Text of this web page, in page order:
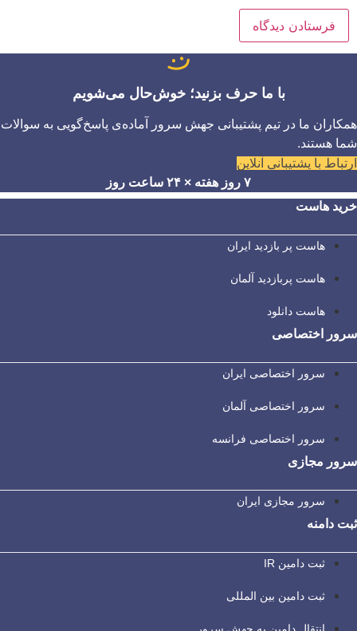
با ما حرف بزنید؛ خوش‌حال می‌شویم
همکاران ما در تیم پشتیبانی جهش سرور آماده‌ی پاسخ‌گویی به سوالات
شما هستند.
ارتباط با پشتیبانی آنلاین
۷ روز هفته × ۲۴ ساعت روز
خرید هاست
هاست پر بازدید ایران
هاست پربازدید آلمان
هاست دانلود
سرور اختصاصی
سرور اختصاصی ایران
سرور اختصاصی آلمان
سرور اختصاصی فرانسه
سرور مجازی
سرور مجازی ایران
ثبت دامنه
ثبت دامین IR
ثبت دامین بین المللی